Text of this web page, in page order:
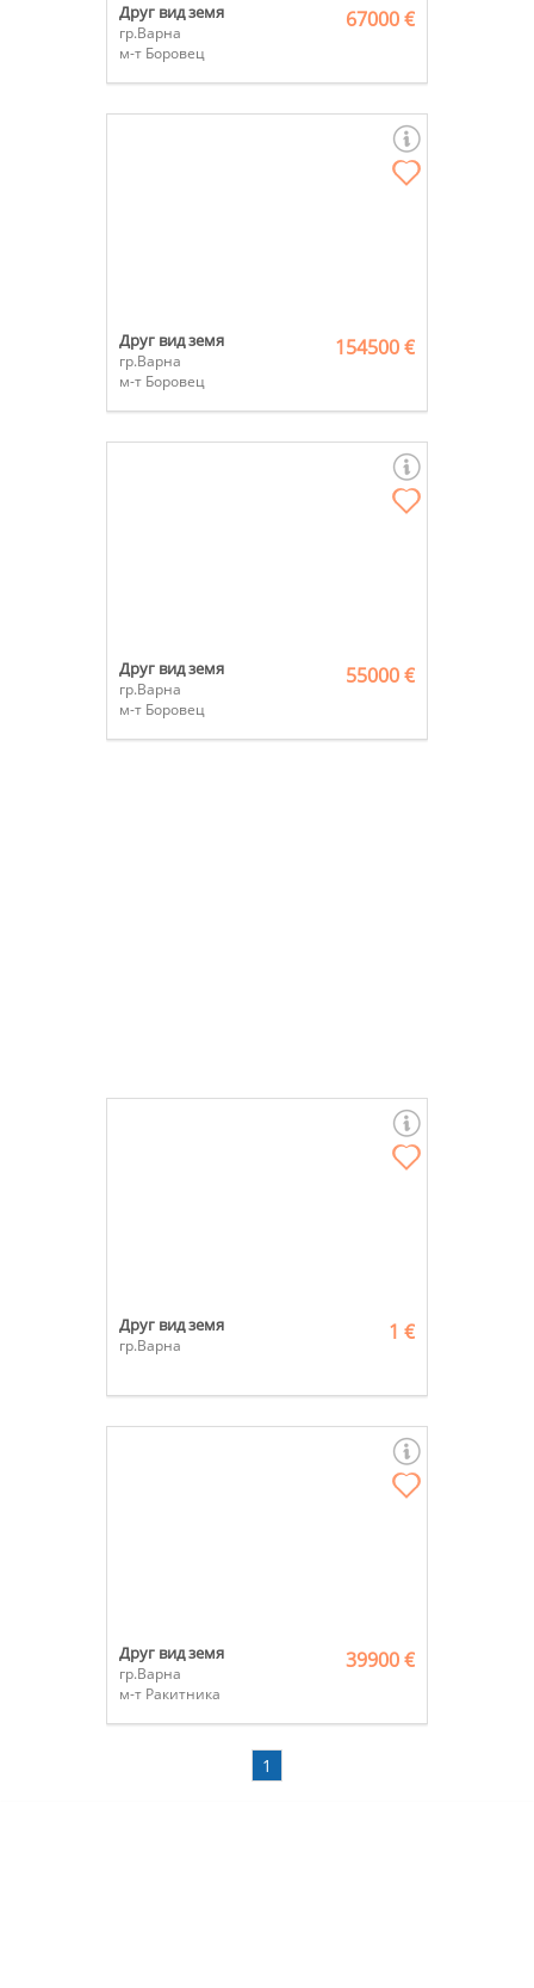
Друг вид земя
гр.Варна
м-т Боровец
67000 €
Друг вид земя
гр.Варна
м-т Боровец
154500 €
Друг вид земя
гр.Варна
м-т Боровец
55000 €
Друг вид земя
гр.Варна
1 €
Друг вид земя
гр.Варна
м-т Ракитника
39900 €
1